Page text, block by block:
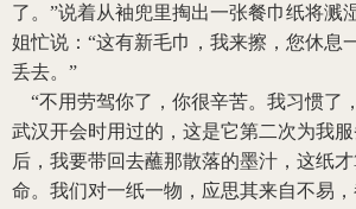
了。”说着从袖兜里掏出一张餐巾纸将溅
姐忙说：“这有新毛巾，我来擦，您休息
丢去。”
“不用劳驾你了，你很辛苦。我习惯了
武汉开会时用过的，这是它第二次为我
后，我要带回去蘸那散落的墨汁，这纸
命。我们对一纸一物，应思其来自不易